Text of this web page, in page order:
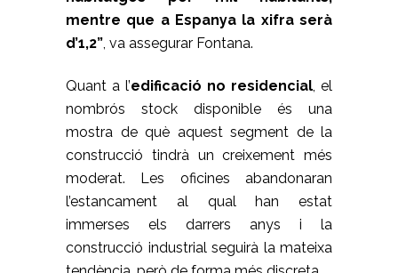
mentre que a Espanya la xifra serà
d’1,2”, va assegurar Fontana.
Quant a l’edificació no residencial, el
nombrós stock disponible és una
mostra de què aquest segment de la
construcció tindrà un creixement més
moderat. Les oficines abandonaran
l’estancament al qual han estat
immerses els darrers anys i la
construcció industrial seguirà la mateixa